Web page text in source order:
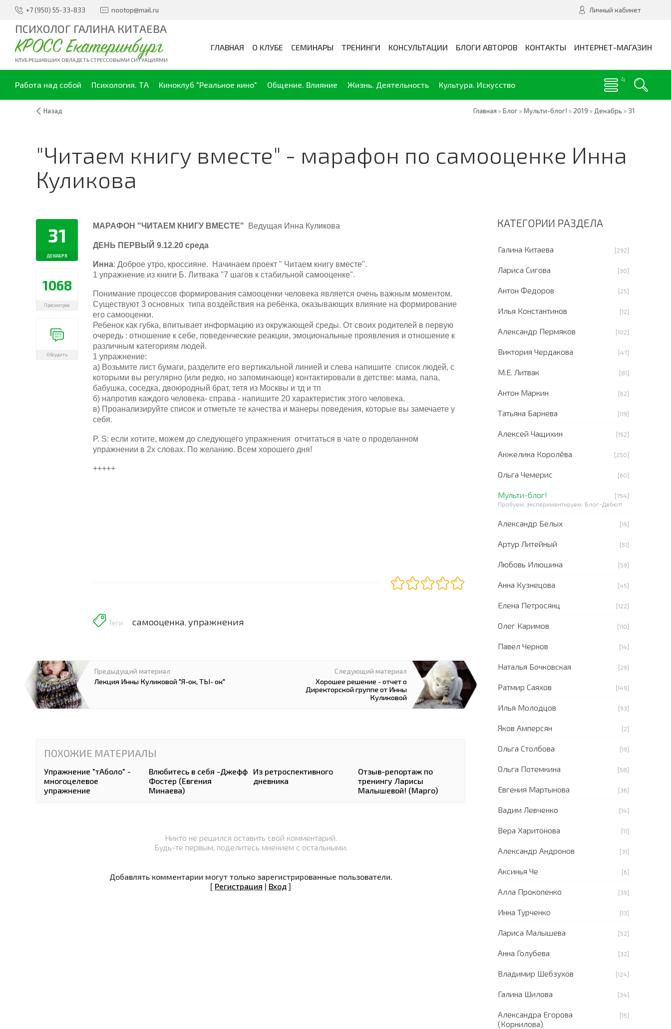
+7 (950) 55-33-833 nootop@mail.ru Личный кабинет
ПСИХОЛОГ ГАЛИНА КИТАЕВА
КРОСС Екатеринбург
КЛУБ РЕШИВШИХ ОВЛАДЕТЬ СТРЕССОВЫМИ СИТУАЦИЯМИ
ГЛАВНАЯ О КЛУБЕ СЕМИНАРЫ ТРЕНИНГИ КОНСУЛЬТАЦИИ БЛОГИ АВТОРОВ КОНТАКТЫ ИНТЕРНЕТ-МАГАЗИН
Работа над собой Психология. ТА Киноклуб "Реальное кино" Общение. Влияние Жизнь. Деятельность Культура. Искусство
Назад Главная »Блог»Мульти-блог! » 2019 » Декабрь » 31
"Читаем книгу вместе" - марафон по самооценке Инна
Куликова
31
ДЕКАБРЯ
1068
Просмотров
Обсудить
МАРАФОН "ЧИТАЕМ КНИГУ ВМЕСТЕ" Ведущая Инна Куликова
ДЕНЬ ПЕРВЫЙ 9.12.20 среда
Инна: Доброе утро, кроссияне. Начинаем проект " Читаем книгу вместе".
1 упражнение из книги Б. Литвака "7 шагов к стабильной самооценке".
Понимание процессов формирования самооценки человека является очень важным моментом.
Существуют 3 основных типа воздействия на ребёнка, оказывающих влияние на формирование
его самооценки.
Ребенок как губка, впитывает информацию из окружающей среды. От своих родителей в первую
очередь : отношение к себе, поведенческие реакции, эмоциональные проявления и отношение к
различным категориям людей.
1 упражнение:
а) Возьмите лист бумаги, разделите его вертикальной линией и слева напишите список людей, с
которыми вы регулярно (или редко, но запоминающе) контактировали в детстве: мама, папа,
бабушка, соседка, двоюродный брат, тетя из Москвы и тд и тп
б) напротив каждого человека- справа - напишите 20 характеристик этого человека.
в) Проанализируйте список и отметьте те качества и манеры поведения, которые вы замечаете у
себя.
P. S: если хотите, можем до следующего упражнения отчитаться в чате о проделанном
упражнении в 2х словах. По желанию. Всем хорошего дня!
+++++
Теги самооценка упражнения
Предыдущий материал
Лекция Инны Куликовой "Я-ок, ТЫ- ок"
Следующий материал
Хорошее решение - отчет о
Директорской группе от Инны
Куликовой
ПОХОЖИЕ МАТЕРИАЛЫ
Упражнение "тАболо" -
многоцелевое
упражнение
Влюбитесь в себя -Джефф
Фостер (Евгения
Минаева)
Из ретроспективного
дневника
Отзыв-репортаж по
тренингу Ларисы
Малышевой! (Марго)
Никто не решился оставить свой комментарий.
Будь-те первым, поделитесь мнением с остальными.
Добавлять комментарии могут только зарегистрированные пользователи.
[ Регистрация | Вход ]
КАТЕГОРИИ РАЗДЕЛА
Галина Китаева [292]
Лариса Сигова [30]
Антон Федоров [25]
Илья Константинов [12]
Александр Пермяков [102]
Виктория Чердакова [47]
М.Е. Литвак [81]
Антон Маркин [62]
Татьяна Барнева [119]
Алексей Чащихин [152]
Анжелика Королёва [250]
Ольга Чемерис [60]
Мульти-блог!
[754]
Пробуем, экспериментируем. Блог-Дебют!
Александр Белых [19]
Артур Литейный [51]
Любовь Илюшина [59]
Анна Кузнецова [45]
Елена Петросянц [122]
Олег Каримов [110]
Павел Чернов [14]
Наталья Бочковская [29]
Ратмир Саяхов [149]
Илья Молодцов [93]
Яков Амперсян [2]
Ольга Столбова [19]
Ольга Потемкина [58]
Евгения Мартынова [36]
Вадим Левченко [14]
Вера Харитонова [11]
Александр Андронов [31]
Аксинья Че [6]
Алла Прокопенко [39]
Инна Турченко [13]
Лариса Малышева [52]
Анна Голубева [32]
Владимир Шебзухов [124]
Галина Шилова [34]
Александра Егорова
(Корнилова)
[15]